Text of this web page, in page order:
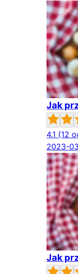
Jak
4.1 (12
2023-
Jak